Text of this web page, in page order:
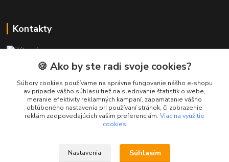
Kontakty
+421 911 010 560
Po-Pia, 13-17 hod.
info@presmartfon.sk
🍪 Ako by ste radi svoje cookies?
Súbory cookies používame na správne fungovanie nášho e-shopu
av prípade vášho súhlasu tiež na sledovanie štatistík o webe,
meranie efektivity reklamných kampaní, zapamätanie vášho
obľúbeného nastavenia pri používaní stránok, či zobrazenie
reklám zodpovedajúcich vašim preferenciám. Viac na využitie
cookies
Nastavenia Súhlasím